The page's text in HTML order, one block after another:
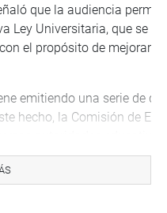
que la audiencia
Ley Universitaria, que se
el propósito de mejorar
emitiendo una serie de
hecho, la Comisión de
este nuevo proceso
viene cumpliendo los